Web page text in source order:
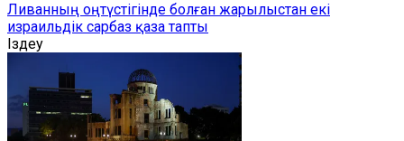
Ливанның оңтүстігінде болған жарылыстан екі
израильдік сарбаз қаза тапты
Іздеу